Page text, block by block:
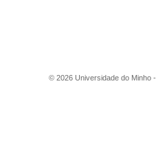
© 2026 Universidade do Minho -